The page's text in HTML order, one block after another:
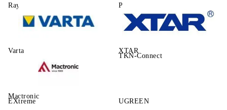
Rayovac Power One
Varta XTAR
Mactronic
TKN-Connect
EXtreme UGREEN